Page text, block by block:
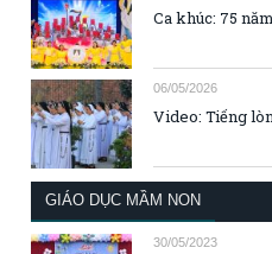
Ca khúc: 75
06/05/2026
Video: Tiếng
GIÁO DỤC MẦM NON
30/05/2023